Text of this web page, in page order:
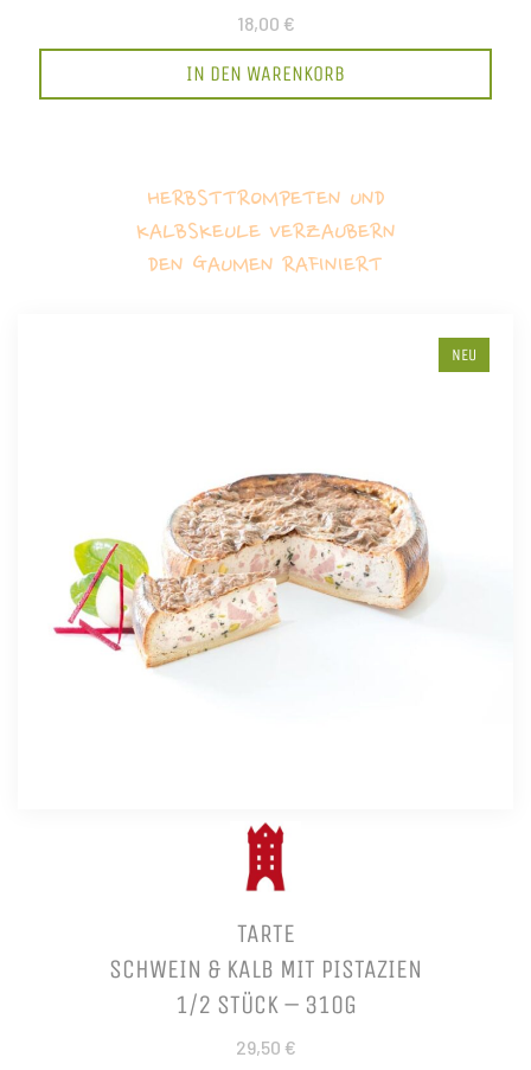
18,00 €
IN DEN WARENKORB
HERBSTTROMPETEN UND
KALBSKEULE VERZAUBERN
DEN GAUMEN RAFINIERT
NEU
TARTE
SCHWEIN & KALB MIT PISTAZIEN
1/2 STÜCK – 310G
29,50 €